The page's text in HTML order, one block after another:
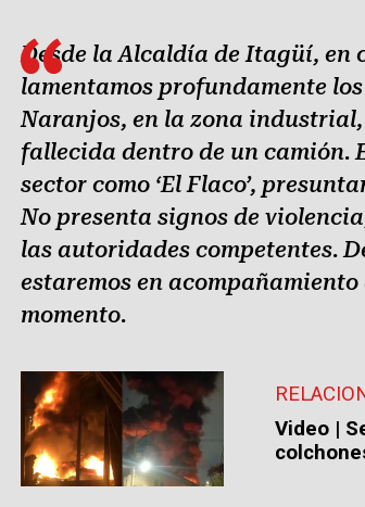
Desde la Alcaldía de Itagüí, en
lamentamos profundamente
Naranjos, en la zona
fallecida dentro de un camión.
sector como ‘El Flaco’,
No presenta signos de
las autoridades competentes.
estaremos en
momento.
Video |